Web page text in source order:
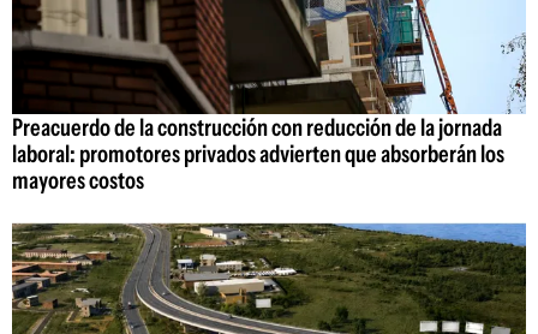
Preacuerdo de la construcción con reducción de la jornada
laboral: promotores privados advierten que absorberán los
mayores costos